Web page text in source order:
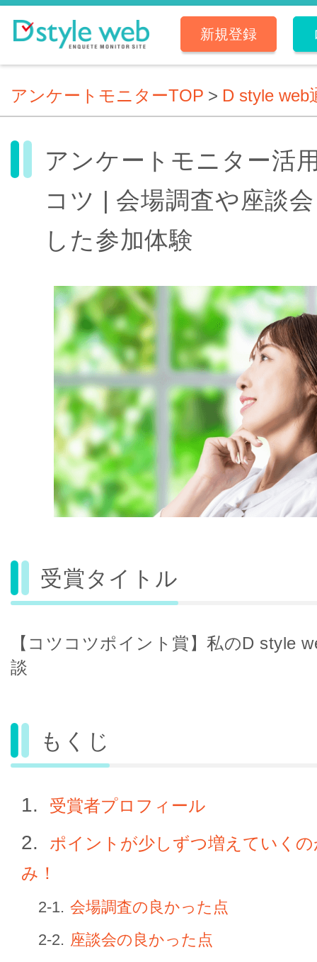
新規登録
アンケートモニターTOP > D style web
アンケートモニター活
コツ | 会場調査や座談
した参加体験
受賞タイトル
【コツコツポイント賞】私のD style
談
もくじ
受賞者プロフィール
ポイントが少しずつ増えていく
み！
会場調査の良かった点
座談会の良かった点